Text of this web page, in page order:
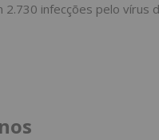
infecções pelo vírus